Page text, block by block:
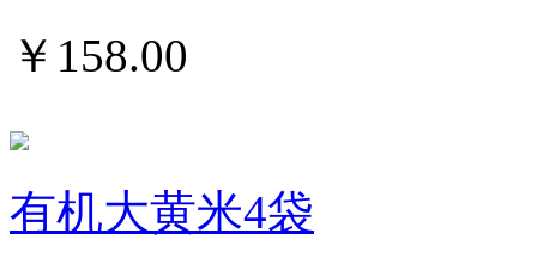
￥ 158.00
有机大黄米4袋